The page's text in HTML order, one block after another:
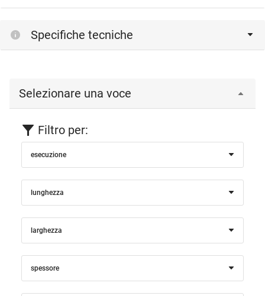
Specifiche tecniche
Selezionare una voce
Filtro per:
esecuzione
lunghezza
larghezza
spessore